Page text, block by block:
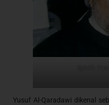
Syiekh
Yusuf Al-Qaradawi dikenal